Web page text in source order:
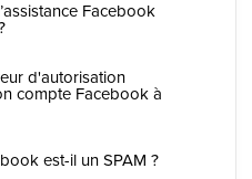
Facebook
d'autorisation
compte Facebook à
est-il un SPAM ?